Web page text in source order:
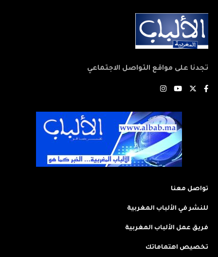
تجدنا على مواقع التواصل الاجتماعي
تواصل معنا
للنشر في الألباب المغربية
فريق عمل الألباب المغربية
تخصيص اهتماماتك